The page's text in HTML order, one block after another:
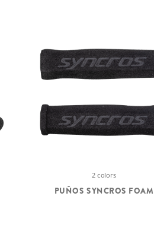
2 colors
PUÑOS SYNCROS FOAM